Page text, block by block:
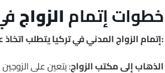
3· خطوات إتمامالزواج
إتمام الزواج المدني في تركيا يتطلب اتخاذ عدة خطوات:
الذهاب إلى مكتب الزواج: يتعين على